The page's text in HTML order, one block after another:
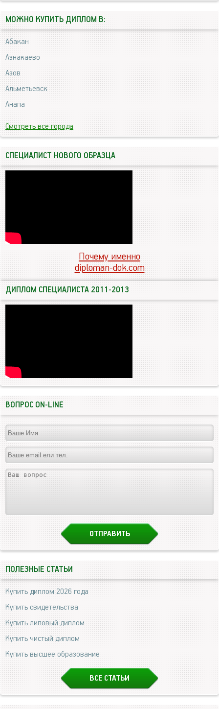
МОЖНО КУПИТЬ ДИПЛОМ В:
Абакан
Азнакаево
Азов
Альметьевск
Анапа
Смотреть все города
СПЕЦИАЛИСТ НОВОГО ОБРАЗЦА
Почему именно
diploman-dok.com
ДИПЛОМ СПЕЦИАЛИСТА 2011-2013
ВОПРОС ON-LINE
ПОЛЕЗНЫЕ СТАТЬИ
Купить диплом 2026 года
Купить свидетельства
Купить липовый диплом
Купить чистый диплом
Купить высшее образование
ВСЕ СТАТЬИ